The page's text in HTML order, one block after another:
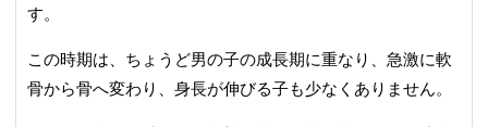
す。
この時期は、ちょうど男の子の成長期に重なり、急激に軟
骨から骨へ変わり、身長が伸びる子も少なくありません。